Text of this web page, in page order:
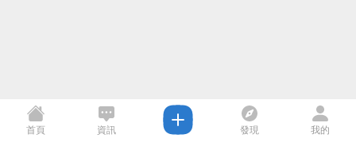
首頁 資訊 發現 我的